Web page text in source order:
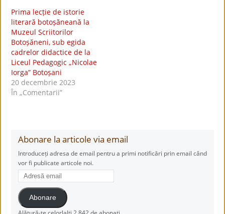
Prima lecție de istorie
literară botoșăneană la
Muzeul Scriitorilor
Botoșăneni, sub egida
cadrelor didactice de la
Liceul Pedagogic „Nicolae
Iorga” Botoșani
20 decembrie 2023
În „Comentarii”
Abonare la articole via email
Introduceți adresa de email pentru a primi notificări prin email când
vor fi publicate articole noi.
Adresă
email
Abonare